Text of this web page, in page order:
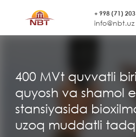
+ 998 (71)
info@nbt.uz
400 MVt quvvatli
quyosh va shamol
stansiyasida
uzoq muddatli